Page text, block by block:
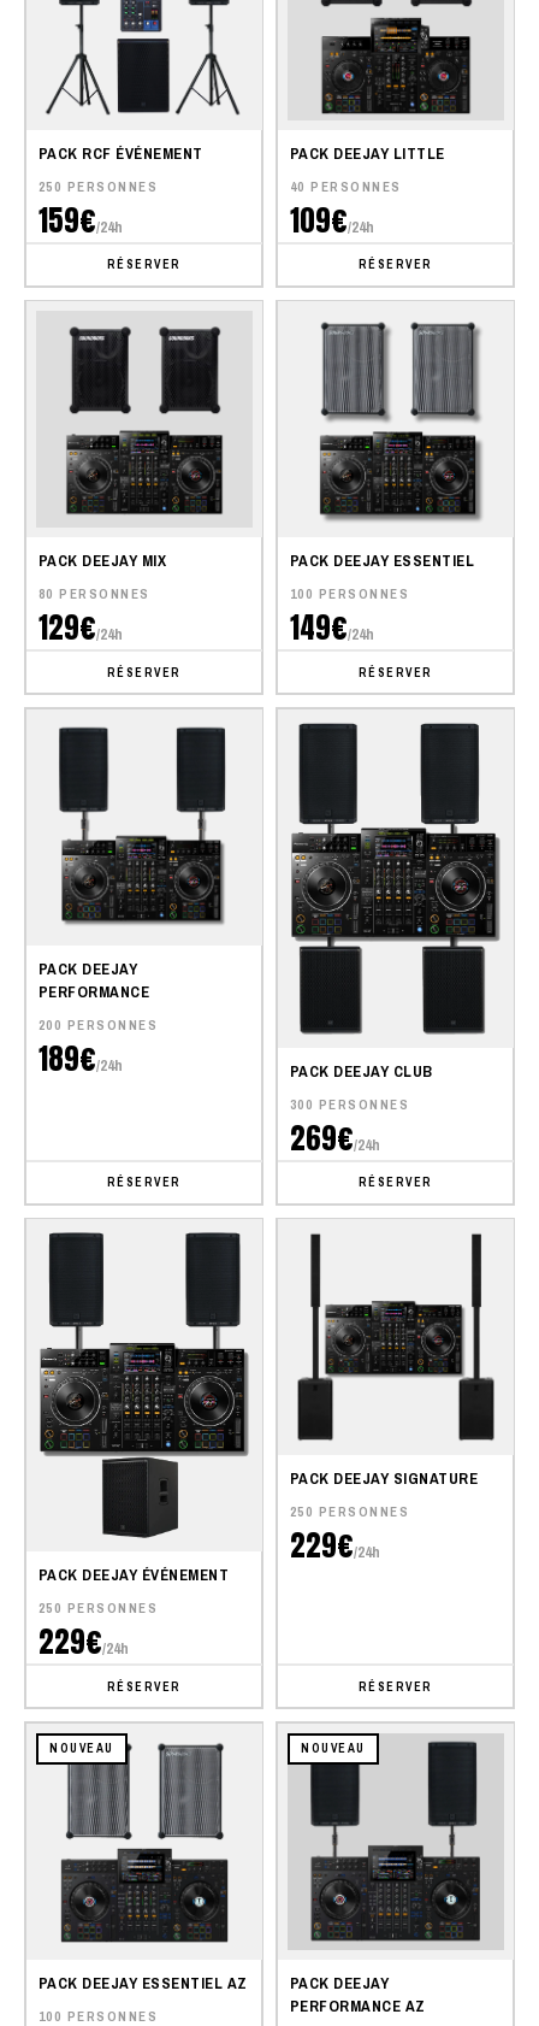
PACK RCF ÉVÉNEMENT
250 PERSONNES
159€/24h
RÉSERVER
PACK DEEJAY LITTLE
40 PERSONNES
109€/24h
RÉSERVER
PACK DEEJAY MIX
80 PERSONNES
129€/24h
RÉSERVER
PACK DEEJAY ESSENTIEL
100 PERSONNES
149€/24h
RÉSERVER
PACK DEEJAY
PERFORMANCE
200 PERSONNES
189€/24h
RÉSERVER
PACK DEEJAY CLUB
300 PERSONNES
269€/24h
RÉSERVER
PACK DEEJAY ÉVÉNEMENT
250 PERSONNES
229€/24h
RÉSERVER
PACK DEEJAY SIGNATURE
250 PERSONNES
229€/24h
RÉSERVER
NOUVEAU
PACK DEEJAY ESSENTIEL AZ
100 PERSONNES
NOUVEAU
PACK DEEJAY
PERFORMANCE AZ